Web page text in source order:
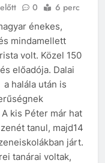
0 6 perc
énekes,
mindamellett
volt. Közel 150
előadója. Dalai
halála után is
kis Péter már hat
tanul, majd14
járt.
tanárai voltak,